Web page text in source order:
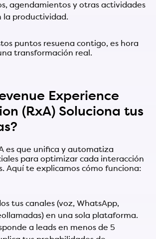
agendamientos y otras actividades
la productividad.
puntos resuena contigo, es hora
transformación real.
Experience
(RxA) Soluciona tus
es que unifica y automatiza
para optimizar cada interacción
Aquí te explicamos cómo funciona:
tus canales (voz, WhatsApp,
en una sola plataforma.
a leads en menos de 5